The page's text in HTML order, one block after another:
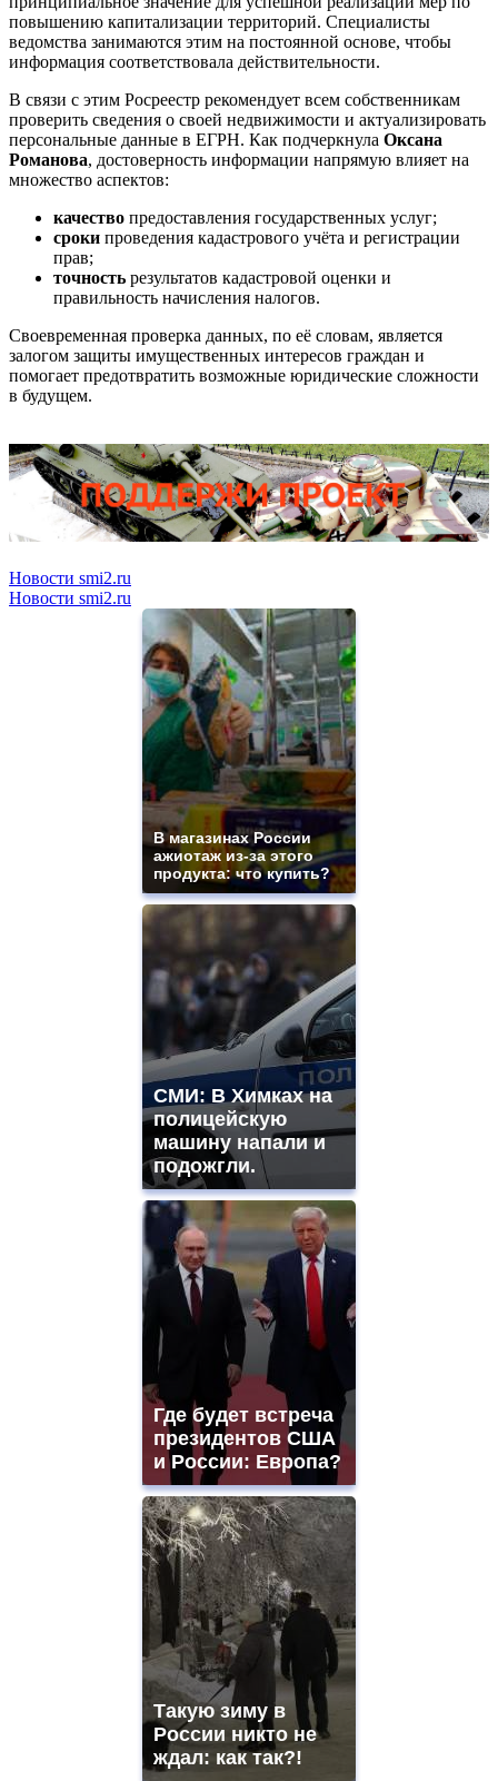
повышению капитализации территорий. Специалисты
ведомства занимаются этим на постоянной основе, чтобы
информация соответствовала действительности.
В связи с этим Росреестр рекомендует всем собственникам
проверить сведения о своей недвижимости и актуализировать
персональные данные в ЕГРН. Как подчеркнула Оксана
Романова, достоверность информации напрямую влияет на
множество аспектов:
качество предоставления государственных услуг;
сроки проведения кадастрового учёта и регистрации
прав;
точность результатов кадастровой оценки и
правильность начисления налогов.
Своевременная проверка данных, по её словам, является
залогом защиты имущественных интересов граждан и
помогает предотвратить возможные юридические сложности
в будущем.
Новости smi2.ru
Новости smi2.ru
В магазинах России
ажиотаж из-за этого
продукта: что купить?
СМИ: В Химках на
полицейскую
машину напали и
подожгли.
Где будет встреча
президентов США
и России: Европа?
Такую зиму в
России никто не
ждал: как так?!